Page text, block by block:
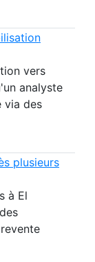
vers
analyste
via des
plusieurs
à El